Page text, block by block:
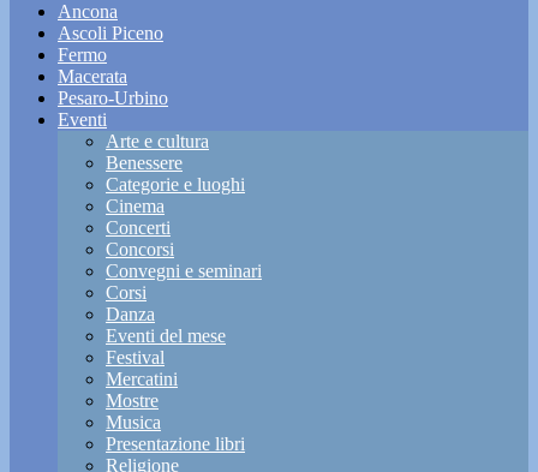
Ancona
Ascoli Piceno
Fermo
Macerata
Pesaro-Urbino
Eventi
Arte e cultura
Benessere
Categorie e luoghi
Cinema
Concerti
Concorsi
Convegni e seminari
Corsi
Danza
Eventi del mese
Festival
Mercatini
Mostre
Musica
Presentazione libri
Religione